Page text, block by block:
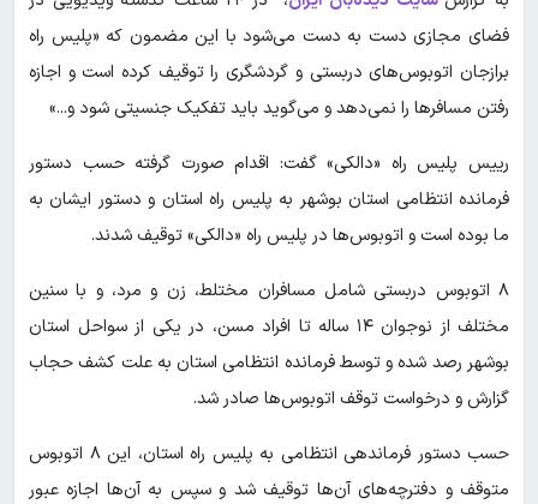
فضای مجازی دست به دست می‌شود با این مضمون که «پلیس راه
برازجان اتوبوس‌های دربستی و گردشگری را توقیف کرده است و اجازه
رفتن مسافر‌ها را نمی‌دهد و می‌گوید باید تفکیک جنسیتی شود و...»
رییس پلیس راه «دالکی» گفت: اقدام صورت گرفته حسب دستور
فرمانده انتظامی استان بوشهر به پلیس راه استان و دستور ایشان به
ما بوده است و اتوبوس‌ها در پلیس راه «دالکی» توقیف شدند.
۸ اتوبوس دربستی شامل مسافران مختلط، زن و مرد، و با سنین
مختلف از نوجوان ۱۴ ساله تا افراد مسن، در یکی از سواحل استان
بوشهر رصد شده و توسط فرمانده انتظامی استان به علت کشف حجاب
گزارش و درخواست توقف اتوبوس‌ها صادر شد.
حسب دستور فرماندهی انتظامی به پلیس راه استان، این ۸ اتوبوس
متوقف و دفترچه‌های آن‌ها توقیف شد و سپس به آن‌ها اجازه عبور